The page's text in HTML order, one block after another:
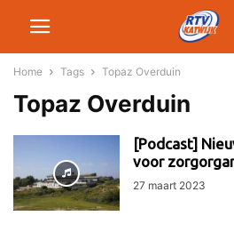
Home Tags Topaz Overduin
Topaz Overduin
[Podcast]
voor
27 maart 2023